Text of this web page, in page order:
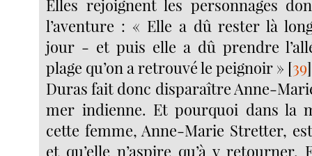
Elles rejoignent les personnages
l’aventure : « Elle a dû rester là
jour - et puis elle a dû prendre
plage qu’on a retrouvé le peignoir » [39]
Duras fait donc disparaître Anne-
mer indienne. Et pourquoi dans la
cette femme, Anne-Marie Stretter,
et qu’elle n’aspire qu’à y